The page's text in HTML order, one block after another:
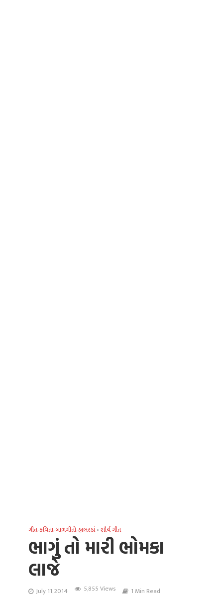
ગીત-કવિતા-બાળગીતો-હાલરડાં •શૌર્ય ગીત
ભાગું તો મારી ભોમકા
લાજે
July 11, 2014 5,855 Views 1 Min Read